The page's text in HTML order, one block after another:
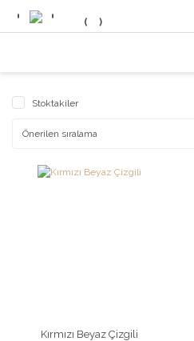
Stoktakiler
Kırmızı Beyaz Çizgili